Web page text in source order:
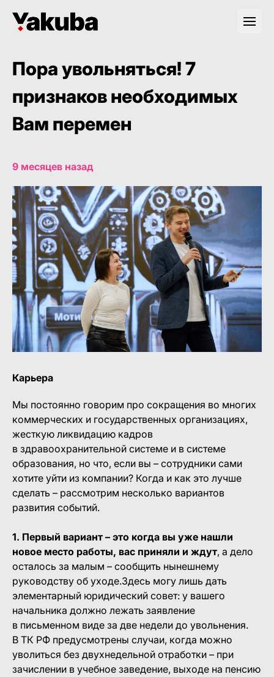
Пора увольняться! 7
признаков необходимых
Вам перемен
9 месяцев назад
Карьера
Мы постоянно говорим про сокращения во многих
коммерческих и государственных организациях,
жесткую ликвидацию кадров
в здравоохранительной системе и в системе
образования, но что, если вы – сотрудники сами
хотите уйти из компании? Когда и как это лучше
сделать – рассмотрим несколько вариантов
развития событий.
1. Первый вариант – это когда вы уже нашли
новое место работы, вас приняли и ждут, а дело
осталось за малым – сообщить нынешнему
руководству об уходе.Здесь могу лишь дать
элементарный юридический совет: у вашего
начальника должно лежать заявление
в письменном виде за две недели до увольнения.
В ТК РФ предусмотрены случаи, когда можно
уволиться без двухнедельной отработки – при
зачислении в учебное заведение, выходе на пенсию